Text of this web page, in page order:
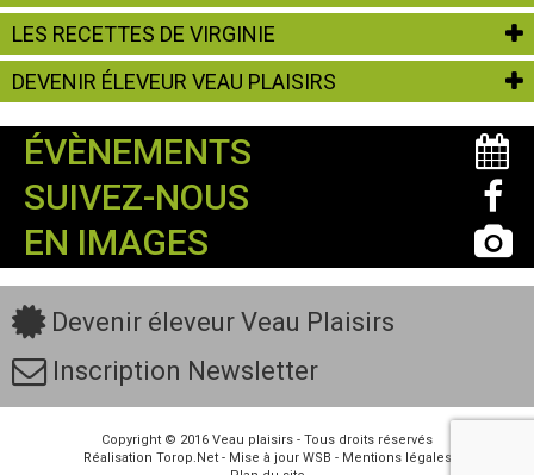
LES RECETTES DE VIRGINIE
DEVENIR ÉLEVEUR VEAU PLAISIRS
ÉVÈNEMENTS
SUIVEZ-NOUS
EN IMAGES
Devenir éleveur Veau Plaisirs
Inscription Newsletter
Copyright © 2016 Veau plaisirs - Tous droits réservés
Réalisation Torop.Net- Mise à jour WSB - Mentions légales